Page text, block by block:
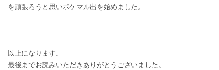
を頑張ろうと思いポケマル出を始めました。
─ ─ ─ ─ ─
以上になります。
最後までお読みいただきありがとうございました。